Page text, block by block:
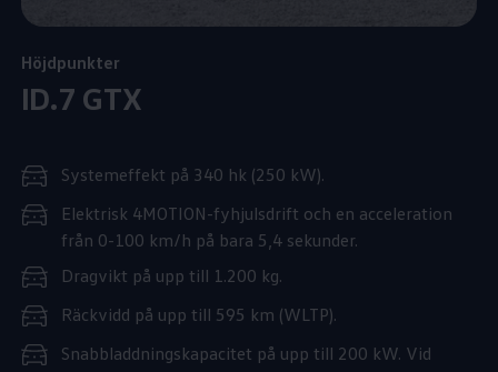
Höjdpunkter
ID.7 GTX
Systemeffekt på 340 hk (250 kW).
Elektrisk 4MOTION-fyhjulsdrift och en acceleration
från 0-100 km/h på bara 5,4 sekunder.
Dragvikt på upp till 1.200 kg.
Räckvidd på upp till 595 km (WLTP).
Snabbladdningskapacitet på upp till 200 kW. Vid